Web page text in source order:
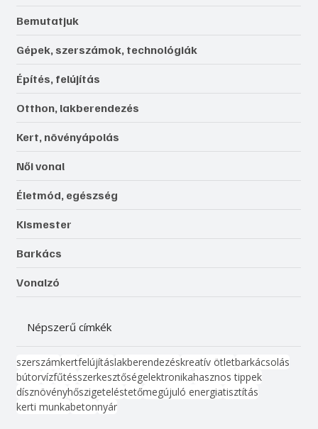
Bemutatjuk
Gépek, szerszámok, technológiák
Építés, felújítás
Otthon, lakberendezés
Kert, növényápolás
Női vonal
Életmód, egészség
Kismester
Barkács
Vonalzó
Népszerű címkék
szerszámkertfelújításlakberendezéskreatív ötletbarkácsolás
bútorvízfűtésszerkesztőségelektronikahasznos tippek
dísznövényhőszigeteléstetőmegújuló energiatisztítás
kerti munkabetonnyár